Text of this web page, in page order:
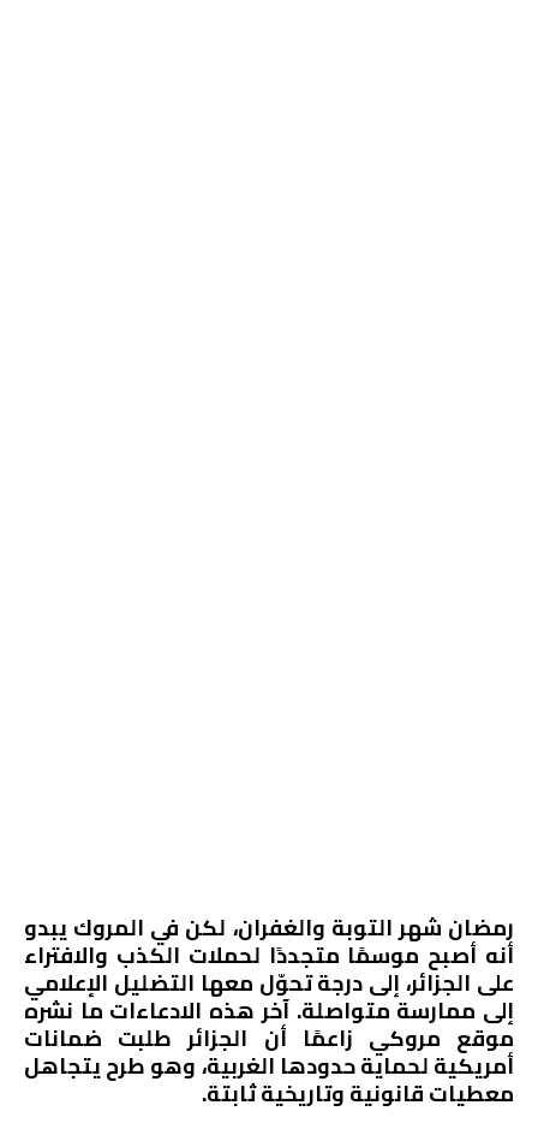
رمضان شهر التوبة والغفران، لكن في المروك يبدو
أنه أصبح موسمًا متجددًا لحملات الكذب والافتراء
على الجزائر، إلى درجة تحوّل معها التضليل الإعلامي
إلى ممارسة متواصلة. آخر هذه الادعاءات ما نشره
موقع مروكي زاعمًا أن الجزائر طلبت ضمانات
أمريكية لحماية حدودها الغربية، وهو طرح يتجاهل
معطيات قانونية وتاريخية ثابتة.